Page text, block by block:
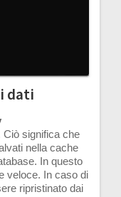
dati
Ciò significa che
nella cache
In questo
veloce. In caso di
ripristinato dai